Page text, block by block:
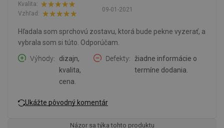
09-01-2021
Kvalita:
Vzhľad:
Hľadala som sprchovú zostavu, ktorá bude pekne vyzerať, a
vybrala som si túto. Odporúčam.
Výhody
dizajn,
kvalita,
cena.
Defekty
žiadne informácie o
termíne dodania.
Ukážte pôvodný komentár
Názor sa týka tohto produktu